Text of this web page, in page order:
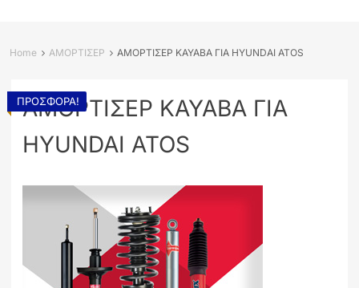
Home ΑΜΟΡΤΙΣΕΡ ΑΜΟΡΤΙΣΕΡ KAYABA ΓΙΑ HYUNDAI ATOS
ΑΜΟΡΤΙΣΕΡ KAYABA ΓΙΑ
HYUNDAI ATOS
ΠΡΟΣΦΟΡΆ!